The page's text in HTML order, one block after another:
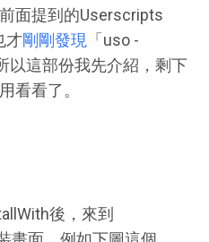
面提到的Userscripts
才剛剛發現 「uso -
以這部份我先介紹，剩下
看看了。
後，來到